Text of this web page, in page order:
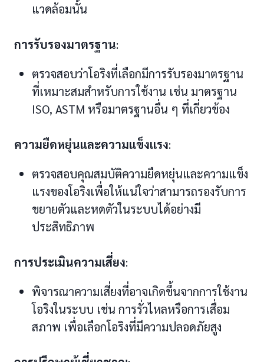
แวดล้อมนั้น
การรับรองมาตรฐาน:
ตรวจสอบว่าโอริงที่เลือกมีการรับรองมาตรฐาน
ที่เหมาะสมสำหรับการใช้งาน เช่น มาตรฐาน
ISO, ASTM หรือมาตรฐานอื่น ๆ ที่เกี่ยวข้อง
ความยืดหยุ่นและความแข็งแรง:
ตรวจสอบคุณสมบัติความยืดหยุ่นและความแข็ง
แรงของโอริงเพื่อให้แน่ใจว่าสามารถรองรับการ
ขยายตัวและหดตัวในระบบได้อย่างมี
ประสิทธิภาพ
การประเมินความเสี่ยง:
พิจารณาความเสี่ยงที่อาจเกิดขึ้นจากการใช้งาน
โอริงในระบบ เช่น การรั่วไหลหรือการเสื่อม
สภาพ เพื่อเลือกโอริงที่มีความปลอดภัยสูง